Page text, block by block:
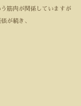
筋肉が関係していますが
が続き、